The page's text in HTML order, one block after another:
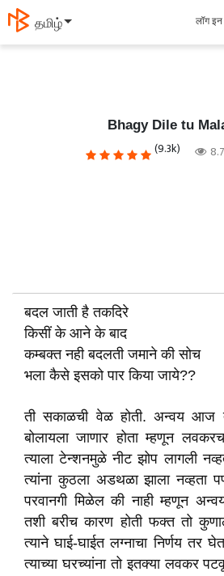
தமிழ் लॉग इन
Bhagy Dile tu
(9.3k)
बदल जाती है तकदिरे
किसीं के आने के बाद
कम्बक्त नही बदलती जमाने की सोच
भला कैसे इसको पार किया जाये??
ती सकाळची वेळ होती. अन्वय आज
बोलायला जाणार होता म्हणून
त्याला टेन्शनमुळे नीट झोप लागली
त्यांना कुठला अडथळा झाला नव्हता
परवानगी मिळेल की नाही म्हणून अन्वय
तशी बरीच कारण होती फक्त तो
त्याने घाई-घाईत लग्नाचा निर्णय तर
त्याच्या घरच्यांना तो इतक्या लवकर